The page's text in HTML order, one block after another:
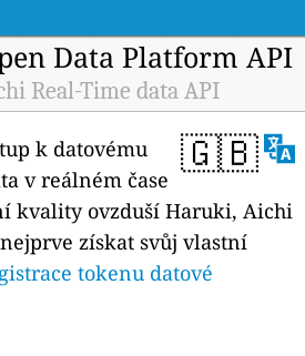
Data Platform API
Real-Time data API
🇬🇧
k datovému
v reálném čase
kvality ovzduší Haruki, Aichi
získat svůj vlastní
tokenu datové